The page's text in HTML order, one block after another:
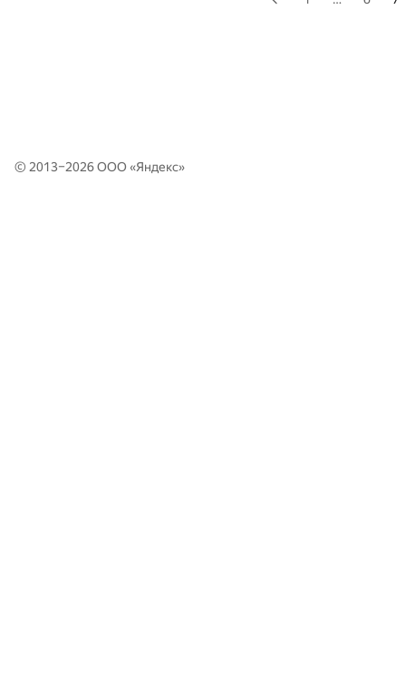
© 2013–2026 ООО «Яндекс»